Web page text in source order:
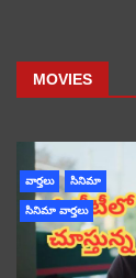
MOVIES
వార్తలు సినిమా
సినిమా వార్తలు